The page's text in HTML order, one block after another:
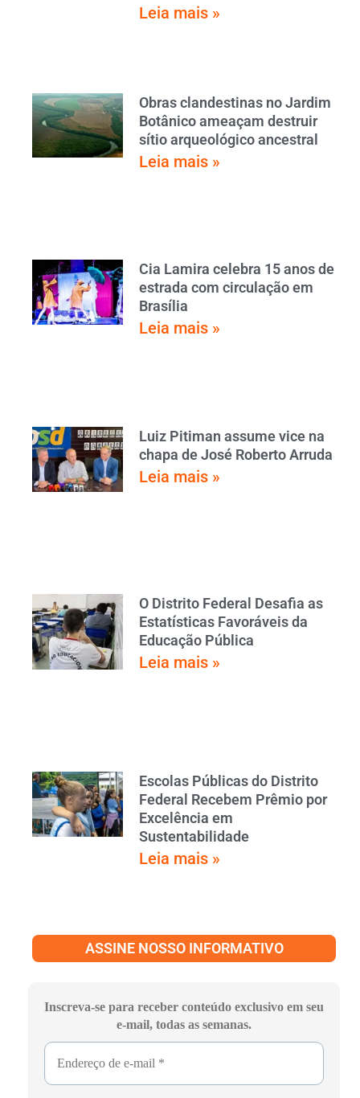
Leia mais »
Obras clandestinas no Jardim
Botânico ameaçam destruir
sítio arqueológico ancestral
Leia mais »
Cia Lamira celebra 15 anos de
estrada com circulação em
Brasília
Leia mais »
Luiz Pitiman assume vice na
chapa de José Roberto Arruda
Leia mais »
O Distrito Federal Desafia as
Estatísticas Favoráveis da
Educação Pública
Leia mais »
Escolas Públicas do Distrito
Federal Recebem Prêmio por
Excelência em
Sustentabilidade
Leia mais »
ASSINE NOSSO INFORMATIVO
Inscreva-se para receber conteúdo exclusivo em seu
e-mail, todas as semanas.